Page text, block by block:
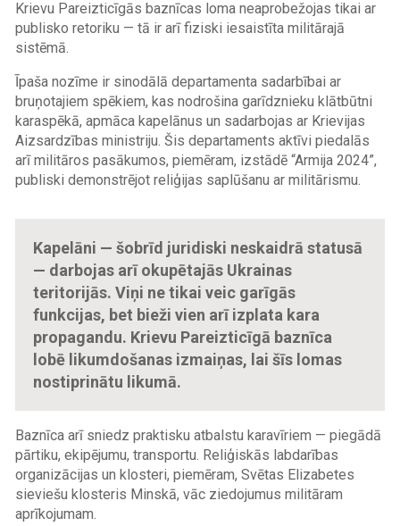
Krievu Pareizticīgās baznīcas loma neaprobežojas tikai ar
publisko retoriku — tā ir arī fiziski iesaistīta militārajā
sistēmā.
Īpaša nozīme ir sinodālā departamenta sadarbībai ar
bruņotajiem spēkiem, kas nodrošina garīdznieku klātbūtni
karaspēkā, apmāca kapelānus un sadarbojas ar Krievijas
Aizsardzības ministriju. Šis departaments aktīvi piedalās
arī militāros pasākumos, piemēram, izstādē “Armija 2024”,
publiski demonstrējot reliģijas saplūšanu ar militārismu.
Kapelāni — šobrīd juridiski neskaidrā statusā
— darbojas arī okupētajās Ukrainas
teritorijās. Viņi ne tikai veic garīgās
funkcijas, bet bieži vien arī izplata kara
propagandu. Krievu Pareizticīgā baznīca
lobē likumdošanas izmaiņas, lai šīs lomas
nostiprinātu likumā.
Baznīca arī sniedz praktisku atbalstu karavīriem — piegādā
pārtiku, ekipējumu, transportu. Reliģiskās labdarības
organizācijas un klosteri, piemēram, Svētas Elizabetes
sieviešu klosteris Minskā, vāc ziedojumus militāram
aprīkojumam.